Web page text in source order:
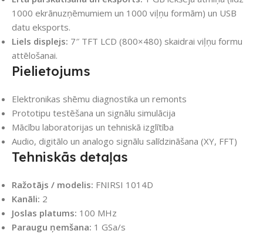
1000 ekrānuzņēmumiem un 1000 viļņu formām) un USB
datu eksports.
Liels displejs: 7″ TFT LCD (800×480) skaidrai viļņu formu
attēlošanai.
Pielietojums
Elektronikas shēmu diagnostika un remonts
Prototipu testēšana un signālu simulācija
Mācību laboratorijas un tehniskā izglītība
Audio, digitālo un analogo signālu salīdzināšana (XY, FFT)
Tehniskās detaļas
Ražotājs / modelis: FNIRSI 1014D
Kanāli: 2
Joslas platums: 100 MHz
Paraugu ņemšana: 1 GSa/s